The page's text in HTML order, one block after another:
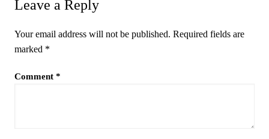
Leave a Reply
Your email address will not be published. Required fields are
marked *
Comment *